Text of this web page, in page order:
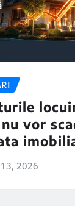
vor
2026